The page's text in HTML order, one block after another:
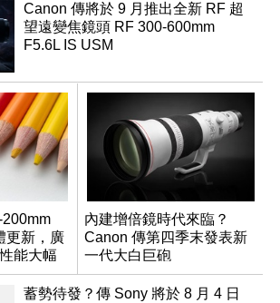
Canon 傳將於 9 月推出全新 RF 超
望遠變焦鏡頭 RF 300-600mm
F5.6L IS USM
200mm
更新，廣
能大幅
內建增倍鏡時代來臨？
Canon 傳第四季末發表新
一代大白巨砲
蓄勢待發？傳 Sony 將於 8 月 4 日